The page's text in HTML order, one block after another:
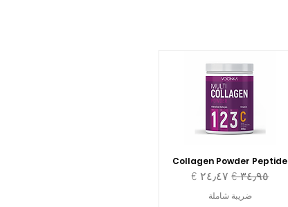
Collagen Powder Peptide
سعر عادي‏٣٤٫٩٥ € سعر البيع
ضريبة شاملة